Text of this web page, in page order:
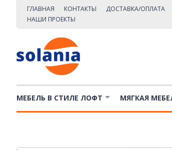
ГЛАВНАЯ КОНТАКТЫ ДОСТАВКА/ОПЛАТА
НАШИ ПРОЕКТЫ
МЕБЕЛЬ В СТИЛЕ ЛОФТ МЯГКАЯ